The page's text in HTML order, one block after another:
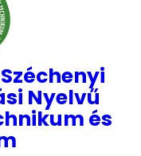
Nyelvű
és